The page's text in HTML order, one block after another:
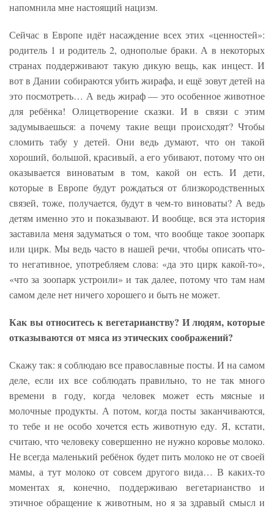
напомнила мне настоящий нацизм.
Сейчас в Европе идёт насаждение всех этих «ценностей»:
родитель 1 и родитель 2, однополые браки. А в некоторых
странах поддерживают такую дикую вещь, как инцест. И
вот в Дании собираются убить жирафа, и ещё зовут детей на
это посмотреть… А ведь жираф — это особенное животное
для ребёнка! Олицетворение сказки. И в связи с этим
задумываешься: а почему такие вещи происходят? Чтобы
сломить табу у детей. Они ведь думают, что он такой
хороший, большой, красивый, а его убивают, потому что он
оказывается виноватым в том, какой он есть. И дети,
которые в Европе будут рождаться от близкородственных
связей, тоже, получается, будут в чем-то виноваты? А ведь
детям именно это и показывают. И вообще, вся эта история
заставила меня задуматься о том, что вообще такое зоопарк
или цирк. Мы ведь часто в нашей речи, чтобы описать что-
то негативное, употребляем слова: «да это цирк какой-то»,
«что за зоопарк устроили» и так далее, потому что там нам
самом деле нет ничего хорошего и быть не может.
Как вы относитесь к вегетарианству? И людям, которые
отказываются от мяса из этических соображений?
Скажу так: я соблюдаю все православные посты. И на самом
деле, если их все соблюдать правильно, то не так много
времени в году, когда человек может есть мясные и
молочные продукты. А потом, когда посты заканчиваются,
то тебе и не особо хочется есть животную еду. Я, кстати,
считаю, что человеку совершенно не нужно коровье молоко.
Не всегда маленький ребёнок будет пить молоко не от своей
мамы, а тут молоко от совсем другого вида… В каких-то
моментах я, конечно, поддерживаю вегетарианство и
этичное обращение к животным, но я за здравый смысл и